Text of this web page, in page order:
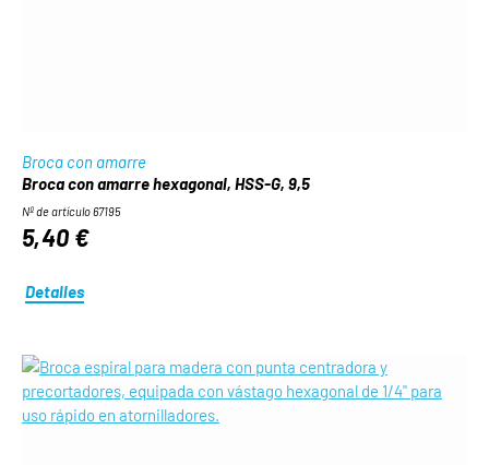
Broca con amarre
Broca con amarre hexagonal, HSS-G, 9,5
Nº de artículo 67195
5,40 €
Detalles